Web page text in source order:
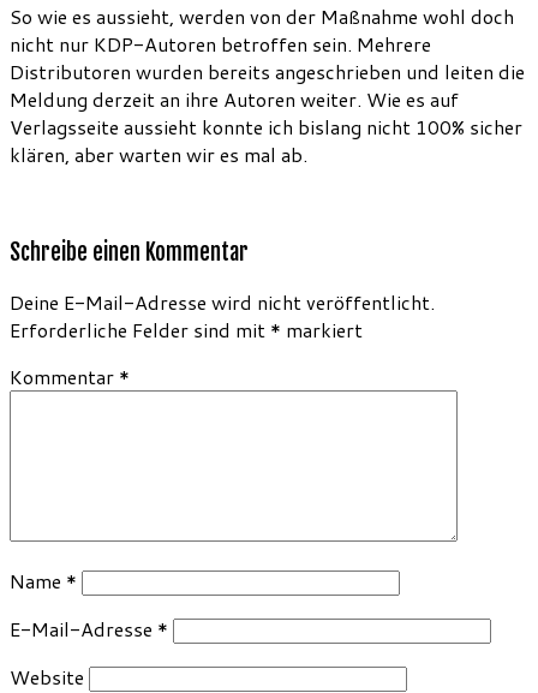
So wie es aussieht, werden von der Maßnahme wohl doch
nicht nur KDP-Autoren betroffen sein. Mehrere
Distributoren wurden bereits angeschrieben und leiten die
Meldung derzeit an ihre Autoren weiter. Wie es auf
Verlagsseite aussieht konnte ich bislang nicht 100% sicher
klären, aber warten wir es mal ab.
Schreibe einen Kommentar
Deine E-Mail-Adresse wird nicht veröffentlicht.
Erforderliche Felder sind mit * markiert
Kommentar *
Name *
E-Mail-Adresse *
Website